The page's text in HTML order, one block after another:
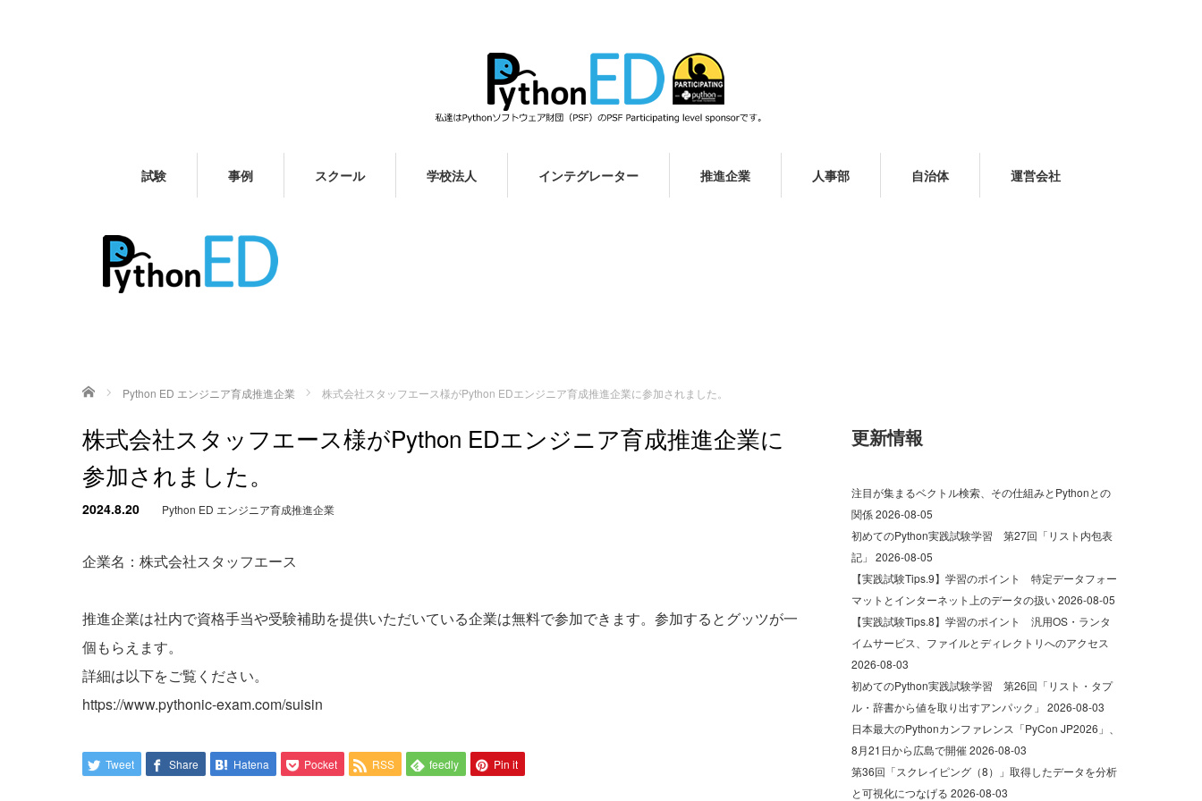
試験 事例 スクール 学校法人 インテグレーター 推進企業 人事部 自治体 運営会社
ホーム Python ED エンジニア育成推進企業 株式会社スタッフエース様がPython EDエンジニア育成推進企業に参加されました。
株式会社スタッフエース様がPython EDエンジニア育成推進企業に
参加されました。
2024.8.20 Python ED エンジニア育成推進企業
企業名：株式会社スタッフエース
推進企業は社内で資格手当や受験補助を提供いただいている企業は無料で参加できます。参加するとグッツが一
個もらえます。
詳細は以下をご覧ください。
https://www.pythonic-exam.com/suisin
Tweet Share Hatena Pocket RSS feedly Pin it
更新情報
注目が集まるベクトル検索、その仕組みとPythonとの
関係2026-08-05
初めてのPython実践試験学習 第27回「リスト内包表
記」 2026-08-05
【実践試験Tips.9】学習のポイント 特定データフォー
マットとインターネット上のデータの扱い2026-08-05
【実践試験Tips.8】学習のポイント 汎用OS・ランタ
イムサービス、ファイルとディレクトリへのアクセス
2026-08-03
初めてのPython実践試験学習 第26回「リスト・タプ
ル・辞書から値を取り出すアンパック」 2026-08-03
日本最大のPythonカンファレンス「PyCon JP2026」、
8月21日から広島で開催2026-08-03
第36回「スクレイピング（8）」取得したデータを分析
と可視化につなげる 2026-08-03